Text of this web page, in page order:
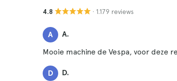
4.8 · 1.179 reviews
A A.
Mooie machine de Vespa, voor deze
D D.